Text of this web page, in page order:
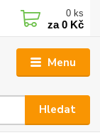
Menu
Hledat
0 ks
za0 Kč